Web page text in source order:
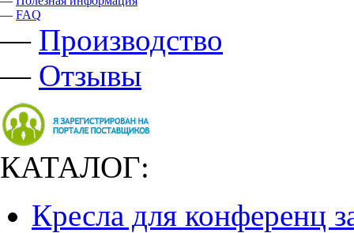
— FAQ
— Производство
— Отзывы
КАТАЛОГ:
Кресла для конференц